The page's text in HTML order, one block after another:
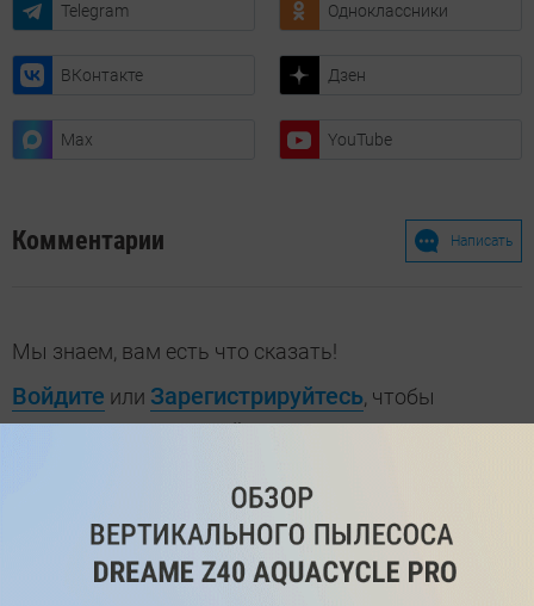
Telegram Одноклассники
ВКонтакте Дзен
Max YouTube
Комментарии Написать
Мы знаем, вам есть что сказать!
Войдите или Зарегистрируйтесь, чтобы
оставить комментарий